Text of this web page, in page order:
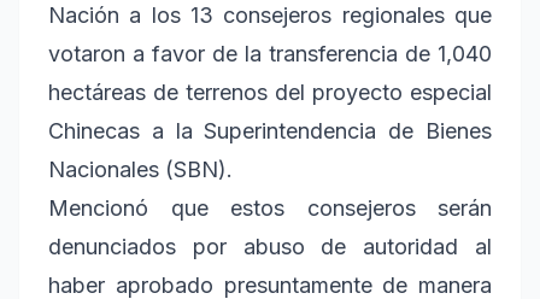
Nación a los 13 consejeros regionales que
votaron a favor de la transferencia de 1,040
hectáreas de terrenos del proyecto especial
Chinecas a la Superintendencia de Bienes
Nacionales (SBN).
Mencionó que estos consejeros serán
denunciados por abuso de autoridad al
haber aprobado presuntamente de manera